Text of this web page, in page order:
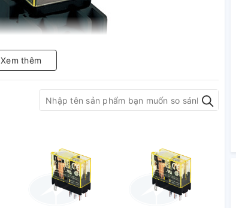
Xem thêm